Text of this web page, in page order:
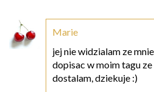
Marie
jej nie widzialam ze
dopisac w moim tagu
dostalam, dziekuje :)